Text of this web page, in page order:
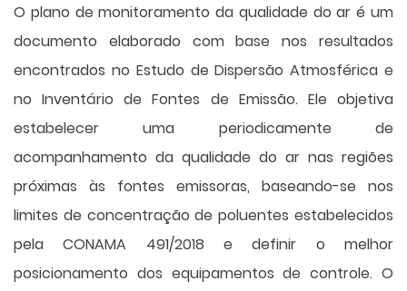
O plano de monitoramento da qualidade do ar é um
documento elaborado com base nos resultados
encontrados no Estudo de Dispersão Atmosférica e
no Inventário de Fontes de Emissão. Ele objetiva
estabelecer uma periodicamente de
acompanhamento da qualidade do ar nas regiões
próximas às fontes emissoras, baseando-se nos
limites de concentração de poluentes estabelecidos
pela CONAMA 491/2018 e definir o melhor
posicionamento dos equipamentos de controle. O